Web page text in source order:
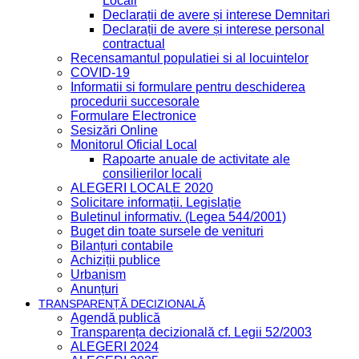
Declarații de avere și interese Demnitari
Declarații de avere și interese personal
contractual
Recensamantul populatiei si al locuintelor
COVID-19
Informatii si formulare pentru deschiderea
procedurii succesorale
Formulare Electronice
Sesizări Online
Monitorul Oficial Local
Rapoarte anuale de activitate ale
consilierilor locali
ALEGERI LOCALE 2020
Solicitare informații. Legislație
Buletinul informativ. (Legea 544/2001)
Buget din toate sursele de venituri
Bilanțuri contabile
Achiziții publice
Urbanism
Anunțuri
TRANSPARENȚĂ DECIZIONALĂ
Agendă publică
Transparența decizională cf. Legii 52/2003
ALEGERI 2024